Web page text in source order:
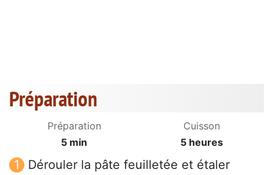
Préparation
Préparation
5 min
Cuisson
5 heures
Dérouler la pâte feuilletée et étaler